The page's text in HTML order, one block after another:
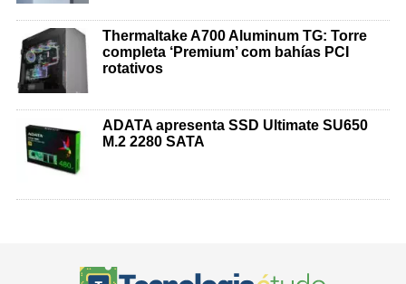
Thermaltake A700 Aluminum TG: Torre
completa ‘Premium’ com bahías PCI
rotativos
ADATA apresenta SSD Ultimate SU650
M.2 2280 SATA